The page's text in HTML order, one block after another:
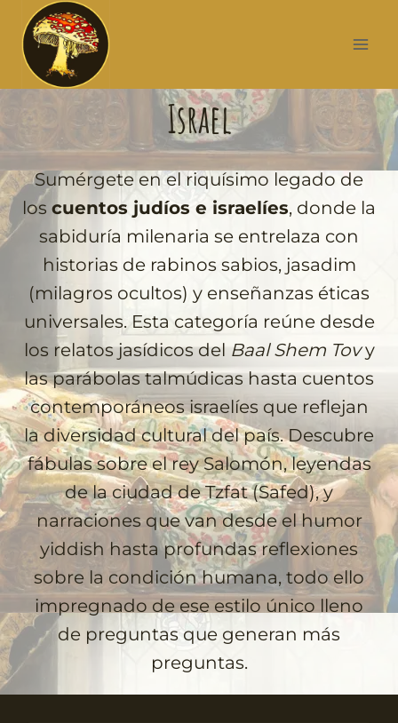
Israel
Sumérgete en el riquísimo legado de
los cuentos judíos e israelíes, donde la
sabiduría milenaria se entrelaza con
historias de rabinos sabios, jasadim
(milagros ocultos) y enseñanzas éticas
universales. Esta categoría reúne desde
los relatos jasídicos del Baal Shem Tovy
las parábolas talmúdicas hasta cuentos
contemporáneos israelíes que reflejan
la diversidad cultural del país. Descubre
fábulas sobre el rey Salomón, leyendas
de la ciudad de Tzfat (Safed), y
narraciones que van desde el humor
yiddish hasta profundas reflexiones
sobre la condición humana, todo ello
impregnado de ese estilo único lleno
de preguntas que generan más
preguntas.